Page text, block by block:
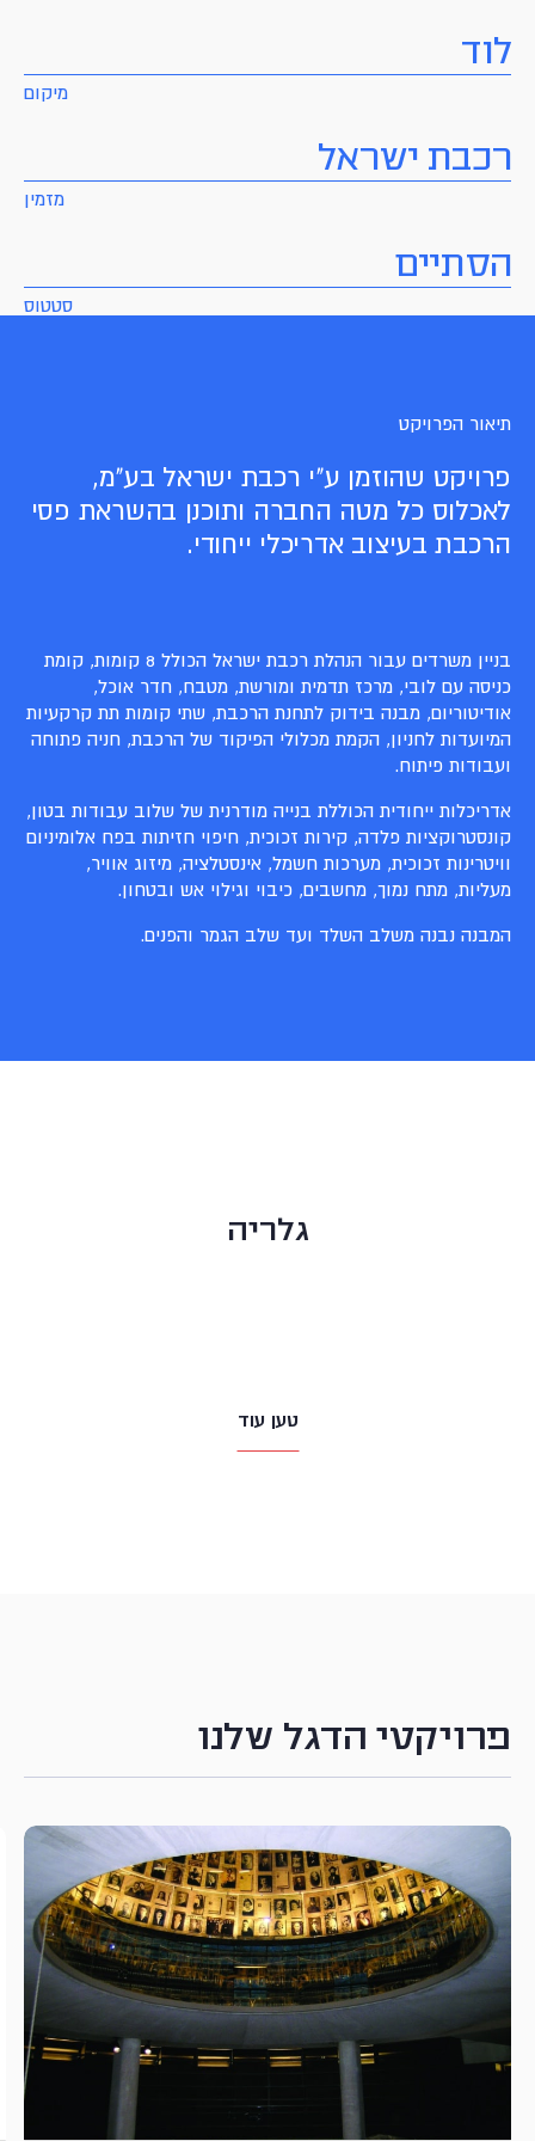
לוד
מיקום
רכבת ישראל
מזמין
הסתיים
סטטוס
תיאור הפרויקט
פרויקט שהוזמן ע"י רכבת ישראל בע"מ,
לאכלוס כל מטה החברה ותוכנן בהשראת פסי
הרכבת בעיצוב אדריכלי ייחודי.
בניין משרדים עבור הנהלת רכבת ישראל הכולל 8 קומות, קומת
כניסה עם לובי, מרכז תדמית ומורשת, מטבח, חדר אוכל,
אודיטוריום, מבנה בידוק לתחנת הרכבת, שתי קומות תת קרקעיות
המיועדות לחניון, הקמת מכלולי הפיקוד של הרכבת, חניה פתוחה
ועבודות פיתוח.
אדריכלות ייחודית הכוללת בנייה מודרנית של שלוב עבודות בטון,
קונסטרוקציות פלדה, קירות זכוכית, חיפוי חזיתות בפח אלומיניום
וויטרינות זכוכית, מערכות חשמל, אינסטלציה, מיזוג אוויר,
מעליות, מתח נמוך, מחשבים, כיבוי וגילוי אש ובטחון.
המבנה נבנה משלב השלד ועד שלב הגמר והפנים.
גלריה
טען עוד
פרויקטי הדגל שלנו